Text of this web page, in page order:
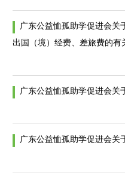
广东公益恤孤助学促进会关
出国（境）经费、差旅费的
广东公益恤孤助学促进会
广东公益恤孤助学促进会